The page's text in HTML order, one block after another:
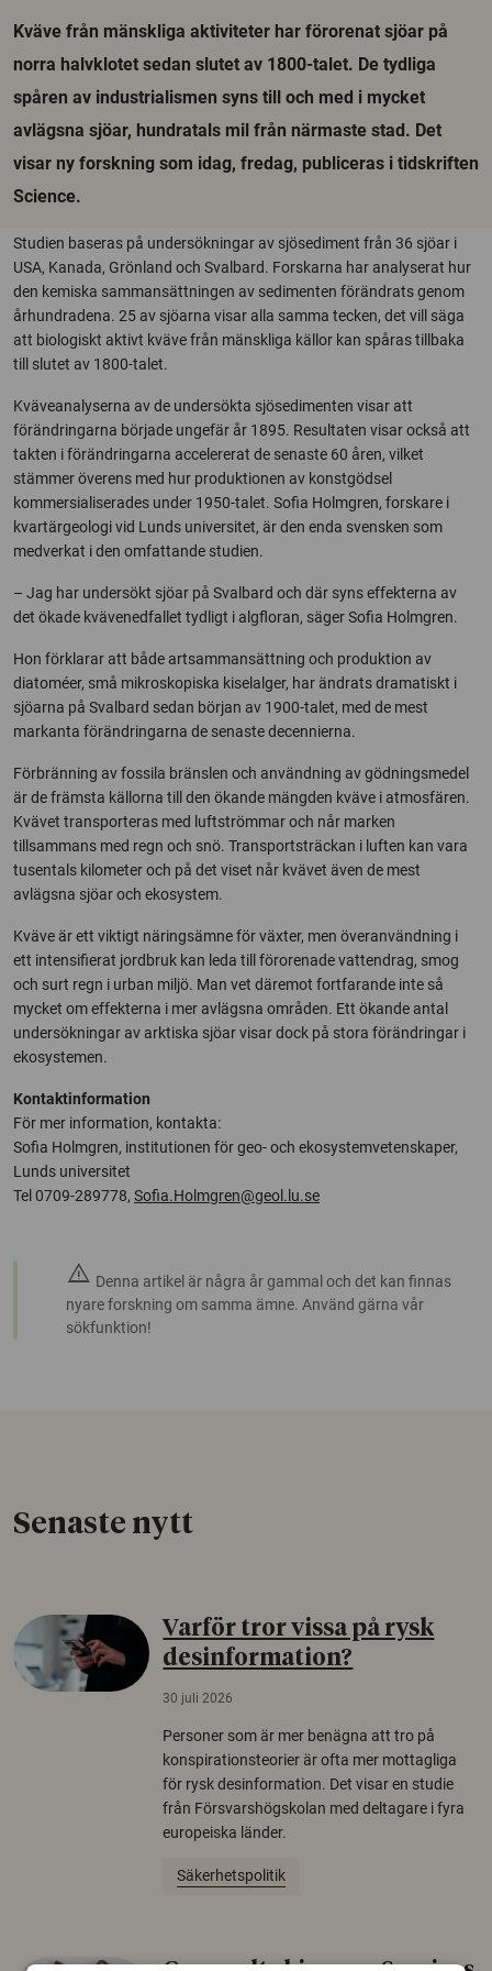
Kväve från mänskliga aktiviteter har förorenat sjöar på
norra halvklotet sedan slutet av 1800-talet. De tydliga
spåren av industrialismen syns till och med i mycket
avlägsna sjöar, hundratals mil från närmaste stad. Det
visar ny forskning som idag, fredag, publiceras i tidskriften
Science.
Studien baseras på undersökningar av sjösediment från 36 sjöar i
USA, Kanada, Grönland och Svalbard. Forskarna har analyserat hur
den kemiska sammansättningen av sedimenten förändrats genom
århundradena. 25 av sjöarna visar alla samma tecken, det vill säga
att biologiskt aktivt kväve från mänskliga källor kan spåras tillbaka
till slutet av 1800-talet.
Kväveanalyserna av de undersökta sjösedimenten visar att
förändringarna började ungefär år 1895. Resultaten visar också att
takten i förändringarna accelererat de senaste 60 åren, vilket
stämmer överens med hur produktionen av konstgödsel
kommersialiserades under 1950-talet. Sofia Holmgren, forskare i
kvartärgeologi vid Lunds universitet, är den enda svensken som
medverkat i den omfattande studien.
– Jag har undersökt sjöar på Svalbard och där syns effekterna av
det ökade kvävenedfallet tydligt i algfloran, säger Sofia Holmgren.
Hon förklarar att både artsammansättning och produktion av
diatoméer, små mikroskopiska kiselalger, har ändrats dramatiskt i
sjöarna på Svalbard sedan början av 1900-talet, med de mest
markanta förändringarna de senaste decennierna.
Förbränning av fossila bränslen och användning av gödningsmedel
är de främsta källorna till den ökande mängden kväve i atmosfären.
Kvävet transporteras med luftströmmar och når marken
tillsammans med regn och snö. Transportsträckan i luften kan vara
tusentals kilometer och på det viset når kvävet även de mest
avlägsna sjöar och ekosystem.
Kväve är ett viktigt näringsämne för växter, men överanvändning i
ett intensifierat jordbruk kan leda till förorenade vattendrag, smog
och surt regn i urban miljö. Man vet däremot fortfarande inte så
mycket om effekterna i mer avlägsna områden. Ett ökande antal
undersökningar av arktiska sjöar visar dock på stora förändringar i
ekosystemen.
Kontaktinformation
För mer information, kontakta:
Sofia Holmgren, institutionen för geo- och ekosystemvetenskaper,
Lunds universitet
Tel 0709-289778, Sofia.Holmgren@geol.lu.se
warning Denna artikel är några år gammal och det kan finnas
nyare forskning om samma ämne. Använd gärna vår
sökfunktion!
Senaste nytt
Varför tror vissa på rysk
desinformation?
30 juli 2026
Personer som är mer benägna att tro på
konspirationsteorier är ofta mer mottagliga
för rysk desinformation. Det visar en studie
från Försvarshögskolan med deltagare i fyra
europeiska länder.
Säkerhetspolitik